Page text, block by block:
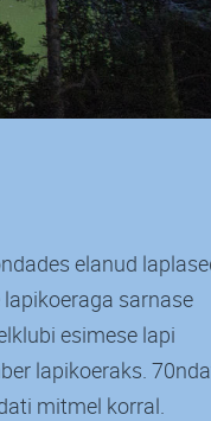
elanud
sarnase
esimese lapi
lapikoeraks.
mitmel korral.